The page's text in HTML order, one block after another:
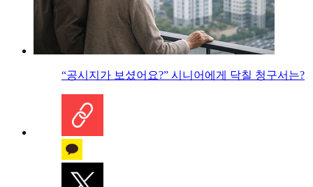
“공시지가 보셨어요?” 시니어에게 닥칠 청구서는?